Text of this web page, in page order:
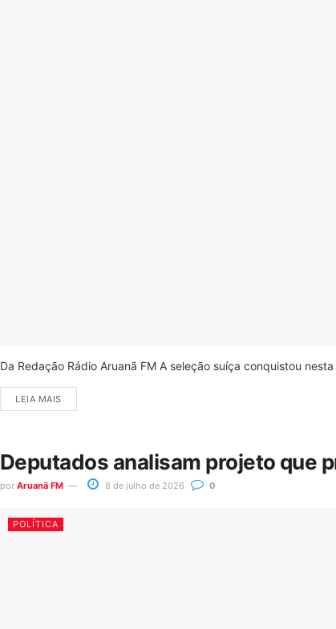
Da Redação Rádio Aruanã FM A seleção suíça conquistou
LEIA MAIS
Deputados analisam projeto que
por Aruanã FM 8 de julho de 2026 0
POLÍTICA